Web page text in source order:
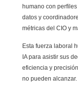
humano con
datos y
métricas del CIO y
Esta fuerza laboral
IA para asistir sus
eficiencia y
no pueden alcanzar.